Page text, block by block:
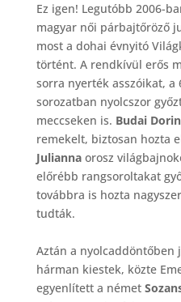
Ez igen! Legutóbb 2006-
magyar női párbajtőröző
most a dohai évnyitó
történt. A rendkívül erős
sorra nyerték asszóikat, a
sorozatban nyolcszor
meccseken is. Budai
remekelt, biztosan hozta
Juliannaorosz
előrébb rangsoroltakat
továbbra is hozta
tudták.
Aztán a nyolcaddöntőben
hárman kiestek, közte
egyenlített a német